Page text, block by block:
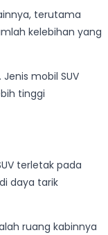
terutama
kelebihan yang
. Jenis mobil SUV
tinggi
terletak pada
daya tarik
ruang kabinnya